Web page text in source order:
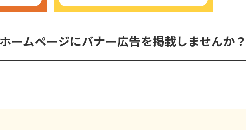
ームページにバナー広告を掲載しませんか？